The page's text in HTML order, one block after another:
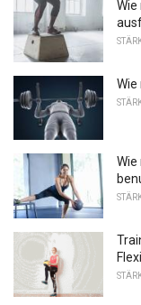
Wie
Wie